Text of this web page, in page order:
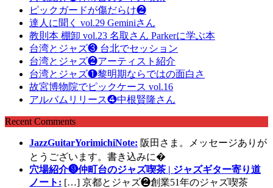
ピックガードが傷だらけ❷
達人に聞く vol.29 Geminiさん
教則本 棚卸 vol.23 名取さん Parkerに学ぶ本
台湾とジャズ❸ 台北でセッション
台湾とジャズ❷アーティスト紹介
台湾とジャズ❶黎明期ならではの面白さ
故宮博物院でピックケース vol.16
アルバムリリース❹中根賢隆さん
Recent Comments
JazzGuitarYorimichiNote: 阪田さま。メッセージありが
とうございます。書き込みに�
穴場紹介❾仲町台のジャズ喫茶 | ジャズギター寄り道
ノート: […] 京都とジャズ❷創業51年のジャズ喫茶